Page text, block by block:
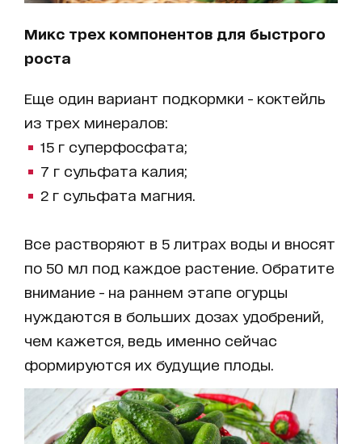
Микс трех компонентов для быстрого
роста
Еще один вариант подкормки - коктейль
из трех минералов:
15 г суперфосфата;
7 г сульфата калия;
2 г сульфата магния.
Все растворяют в 5 литрах воды и вносят
по 50 мл под каждое растение. Обратите
внимание - на раннем этапе огурцы
нуждаются в больших дозах удобрений,
чем кажется, ведь именно сейчас
формируются их будущие плоды.